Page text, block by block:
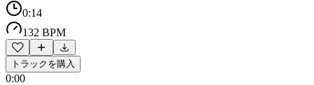
0:14
132 BPM
トラックを購入
0:00